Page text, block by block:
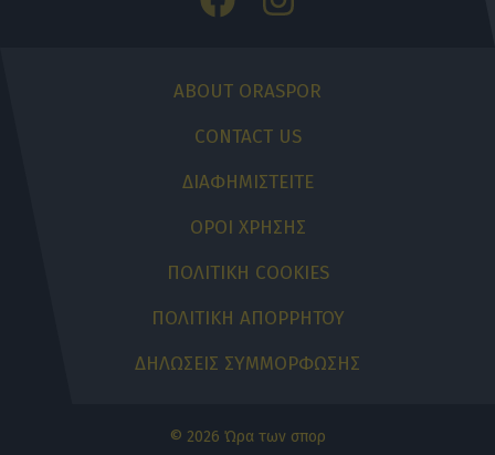
ABOUT ORASPOR
CONTACT US
ΔΙΑΦΗΜΙΣΤΕΙΤΕ
ΟΡΟΙ ΧΡΗΣΗΣ
ΠΟΛΙΤΙΚΗ COOKIES
ΠΟΛΙΤΙΚΗ ΑΠΟΡΡΗΤΟΥ
ΔΗΛΩΣΕΙΣ ΣΥΜΜΟΡΦΩΣΗΣ
© 2026 Ώρα των σπορ